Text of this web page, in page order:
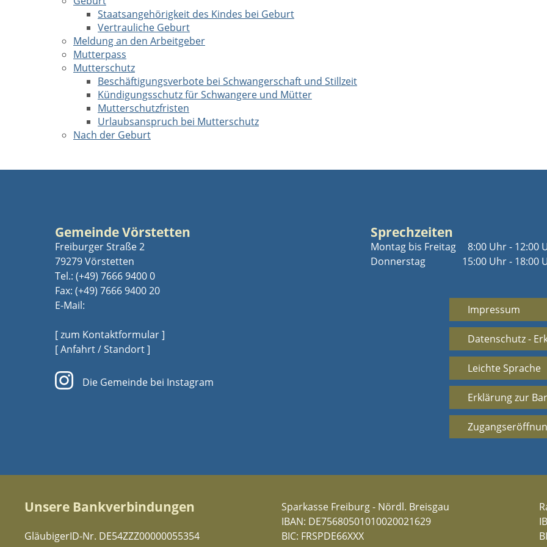
Staatsangehörigkeit des Kindes bei Geburt
Vertrauliche Geburt
Meldung an den Arbeitgeber
Mutterpass
Mutterschutz
Beschäftigungsverbote bei Schwangerschaft und Stillzeit
Kündigungsschutz für Schwangere und Mütter
Mutterschutzfristen
Urlaubsanspruch bei Mutterschutz
Nach der Geburt
Gemeinde Vörstetten
Freiburger Straße 2
79279 Vörstetten
Tel.: (+49) 7666 9400 0
Fax: (+49) 7666 9400 20
E-Mail:
[ zum Kontaktformular ]
[ Anfahrt / Standort ]
Die Gemeinde bei Instagram
Sprechzeiten
Montag bis Freitag
Donnerstag
8:00 Uhr - 12:00
15:00 Uhr - 18:00
Impressum
Datenschutz -
Leichte Sprache
Erklärung zur
Unsere Bankverbindungen
GläubigerID-Nr. DE54ZZZ00000055354
Sparkasse Freiburg - Nördl. Breisgau
IBAN: DE75680501010020021629
BIC: FRSPDE66XXX